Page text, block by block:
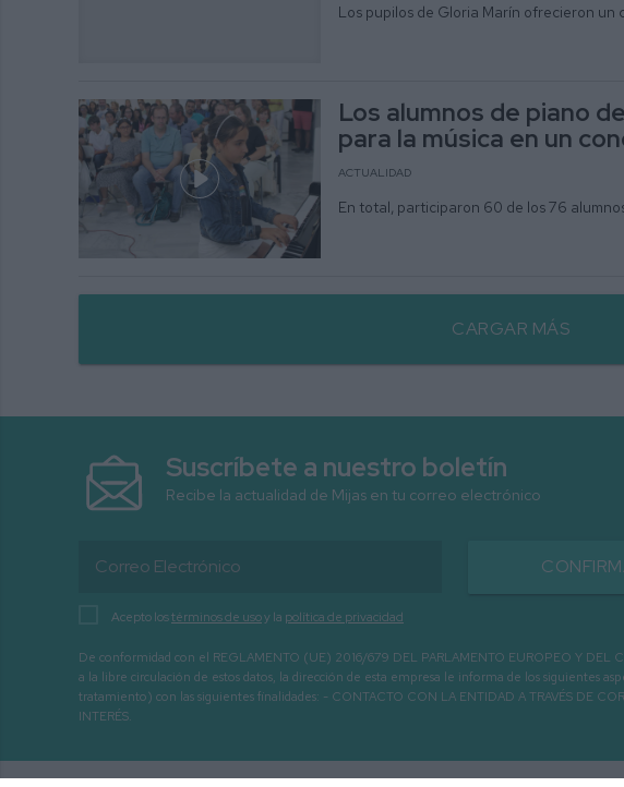
Los pupilos de Gloria Marín ofrecieron
Los alumnos de piano
para la música en un
ACTUALIDAD
En total, participaron 60 de los 76
CARGAR MÁS
Suscríbete a nuestro boletín
Recibe la actualidad de Mijas en tu correo electrónico
Acepto lostérminos de usoy la política de privacidad
De conformidad con el REGLAMENTO (UE) 2016/679 DEL PARLAMENTO EUROPEO Y
a la libre circulación de estos datos, la dirección de esta empresa le informa de los siguientes
tratamiento) con las siguientes finalidades: - CONTACTO CON LA ENTIDAD A TRAVÉS DE
INTERÉS.